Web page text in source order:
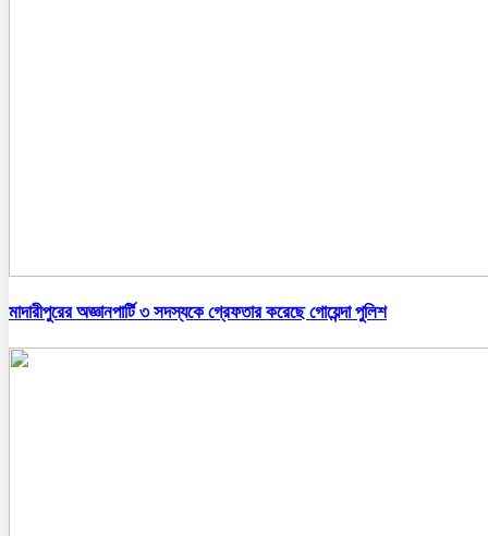
মাদারীপুরের অজ্ঞানপার্টি ৩ সদস্যকে গ্রেফতার করেছে গোয়েন্দা পুলিশ